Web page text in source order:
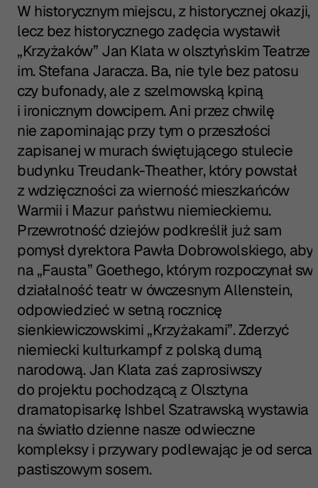
W historycznym miejscu, z historycznej okazji,
lecz bez historycznego zadęcia wystawił
„Krzyżaków” Jan Klata w olsztyńskim Teatrze
im. Stefana Jaracza. Ba, nie tyle bez patosu
czy bufonady, ale z szelmowską kpiną
i ironicznym dowcipem. Ani przez chwilę
nie zapominając przy tym o przeszłości
zapisanej w murach świętującego stulecie
budynku Treudank-Theather, który powstał
z wdzięczności za wierność mieszkańców
Warmii i Mazur państwu niemieckiemu.
Przewrotność dziejów podkreślił już sam
pomysł dyrektora Pawła Dobrowolskiego, aby
na „Fausta” Goethego, którym rozpoczynał
działalność teatr w ówczesnym Allenstein,
odpowiedzieć w setną rocznicę
sienkiewiczowskimi „Krzyżakami”. Zderzyć
niemiecki kulturkampf z polską dumą
narodową. Jan Klata zaś zaprosiwszy
do projektu pochodzącą z Olsztyna
dramatopisarkę Ishbel Szatrawską wystawia
na światło dzienne nasze odwieczne
kompleksy i przywary podlewając je od serca
pastiszowym sosem.